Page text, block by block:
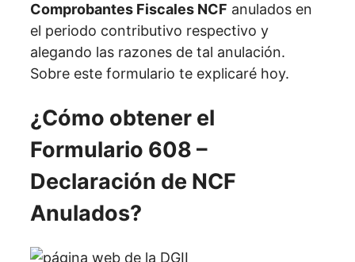
Comprobantes Fiscales NCF anulados en
el periodo contributivo respectivo y
alegando las razones de tal anulación.
Sobre este formulario te explicaré hoy.
¿Cómo obtener el
Formulario 608 –
Declaración de NCF
Anulados?